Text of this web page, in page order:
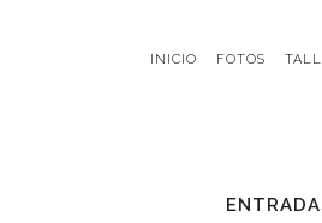
INICIO FOTOS